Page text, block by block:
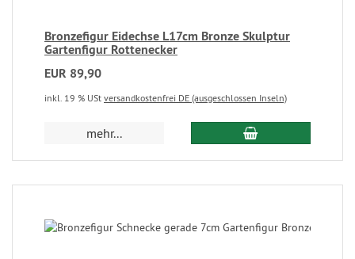
Bronzefigur Eidechse L17cm Bronze Skulptur
Gartenfigur Rottenecker
EUR 89,90
inkl. 19 % USt versandkostenfrei DE (ausgeschlossen Inseln)
mehr...